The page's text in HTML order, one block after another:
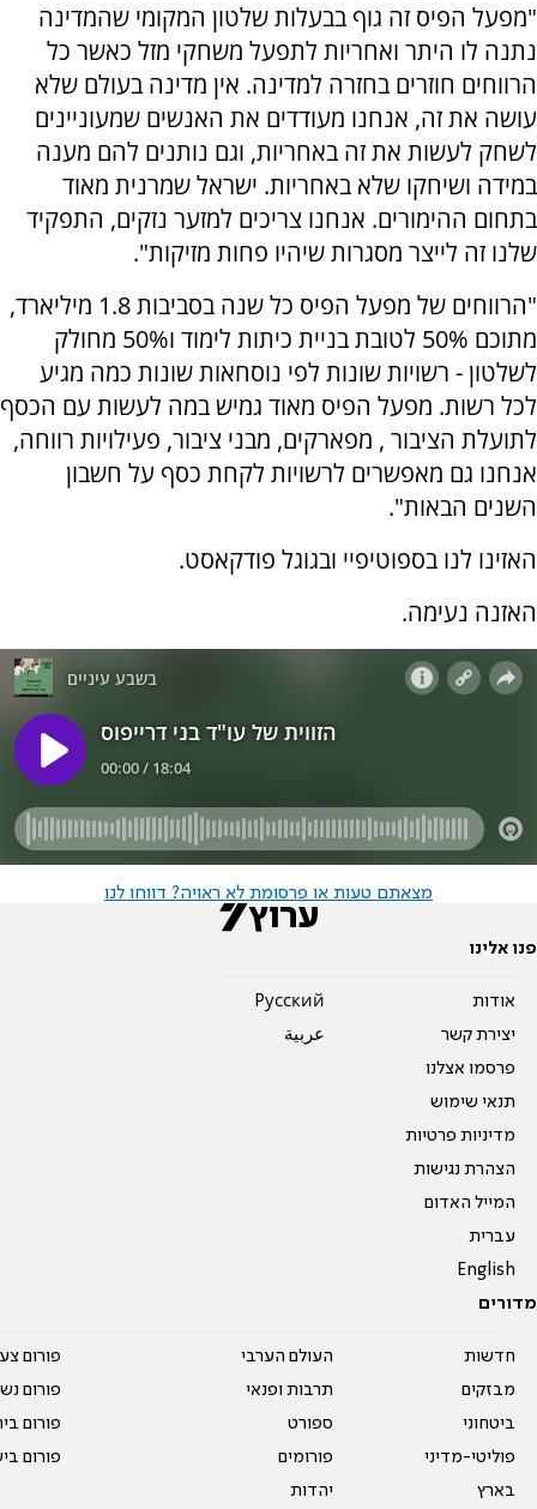
"מפעל הפיס זה גוף בבעלות שלטון המקומי שהמדינה
נתנה לו היתר ואחריות לתפעל משחקי מזל כאשר כל
הרווחים חוזרים בחזרה למדינה. אין מדינה בעולם שלא
עושה את זה, אנחנו מעודדים את האנשים שמעוניינים
לשחק לעשות את זה באחריות, וגם נותנים להם מענה
במידה ושיחקו שלא באחריות. ישראל שמרנית מאוד
בתחום ההימורים. אנחנו צריכים למזער נזקים, התפקיד
שלנו זה לייצר מסגרות שיהיו פחות מזיקות".
"הרווחים של מפעל הפיס כל שנה בסביבות 1.8 מיליארד,
מתוכם 50% לטובת בניית כיתות לימוד ו50% מחולק
לשלטון - רשויות שונות לפי נוסחאות שונות כמה מגיע
לכל רשות. מפעל הפיס מאוד גמיש במה לעשות עם הכסף
לתועלת הציבור , מפארקים, מבני ציבור, פעילויות רווחה,
אנחנו גם מאפשרים לרשויות לקחת כסף על חשבון
השנים הבאות".
האזינו לנו בספוטיפיי ובגוגל פודקאסט.
האזנה נעימה.
מצאתם טעות או פרסומת לא ראויה? דווחו לנו
פנו אלינו
אודות
יצירת קשר
פרסמו אצלנו
תנאי שימוש
מדיניות פרטיות
הצהרת נגישות
המייל האדום
עברית
English
Pусский
عربية
מדורים
חדשות
מבזקים
ביטחוני
פוליטי-מדיני
בארץ
העולם הערבי
תרבות ופנאי
ספורט
פורומים
יהדות
פורום
פורום
פורום
פורום